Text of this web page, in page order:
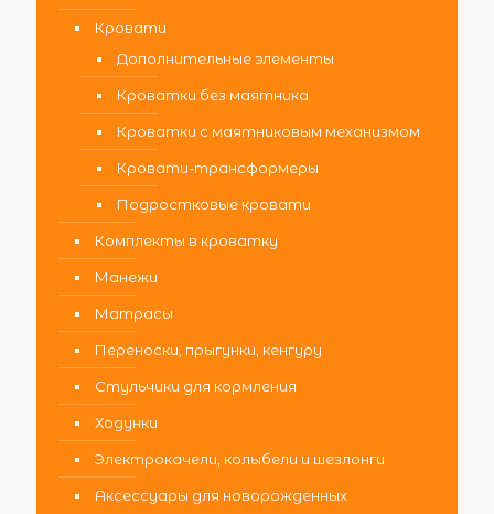
Кровати
Дополнительные элементы
Кроватки без маятника
Кроватки с маятниковым механизмом
Кровати-трансформеры
Подростковые кровати
Комплекты в кроватку
Манежи
Матрасы
Переноски, прыгунки, кенгуру
Стульчики для кормления
Ходунки
Электрокачели, колыбели и шезлонги
Аксессуары для новорожденных